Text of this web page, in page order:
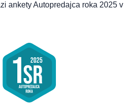
ankety Autopredajca roka 2025 v